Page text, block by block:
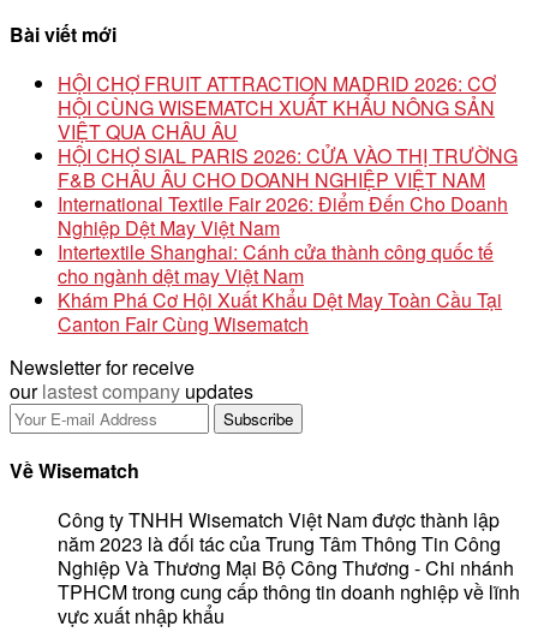
Bài viết mới
HỘI CHỢ FRUIT ATTRACTION MADRID 2026: CƠ
HỘI CÙNG WISEMATCH XUẤT KHẨU NÔNG SẢN
VIỆT QUA CHÂU ÂU
HỘI CHỢ SIAL PARIS 2026: CỬA VÀO THỊ TRƯỜNG
F&B CHÂU ÂU CHO DOANH NGHIỆP VIỆT NAM
International Textile Fair 2026: Điểm Đến Cho Doanh
Nghiệp Dệt May Việt Nam
Intertextile Shanghai: Cánh cửa thành công quốc tế
cho ngành dệt may Việt Nam
Khám Phá Cơ Hội Xuất Khẩu Dệt May Toàn Cầu Tại
Canton Fair Cùng Wisematch
Newsletter for receive
ourlastest company updates
Về Wisematch
Công ty TNHH Wisematch Việt Nam được thành lập
năm 2023 là đối tác của Trung Tâm Thông Tin Công
Nghiệp Và Thương Mại Bộ Công Thương - Chi nhánh
TPHCM trong cung cấp thông tin doanh nghiệp về lĩnh
vực xuất nhập khẩu